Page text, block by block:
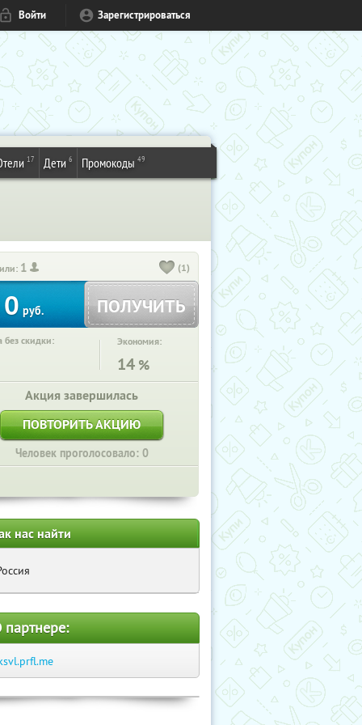
Войти Зарегистрироваться
17 Дети 6 Промокоды 49
1 (1)
0 руб. ПОЛУЧИТЬ
без скидки: Экономия:
14 %
Акция завершилась
ПОВТОРИТЬ АКЦИЮ
Человек проголосовало: 0
нас найти
партнере: